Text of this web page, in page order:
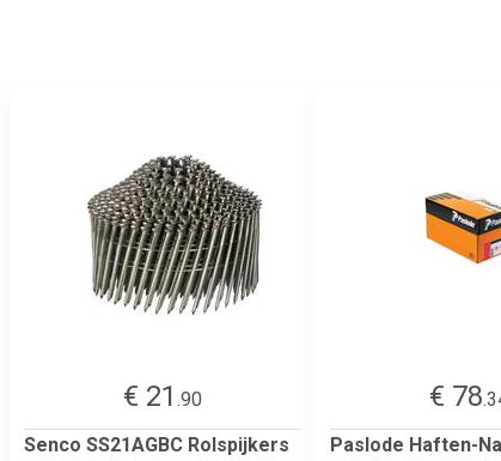
€ 21 .90
Senco SS21AGBC Rolspijkers
€ 78
Paslode Haften-